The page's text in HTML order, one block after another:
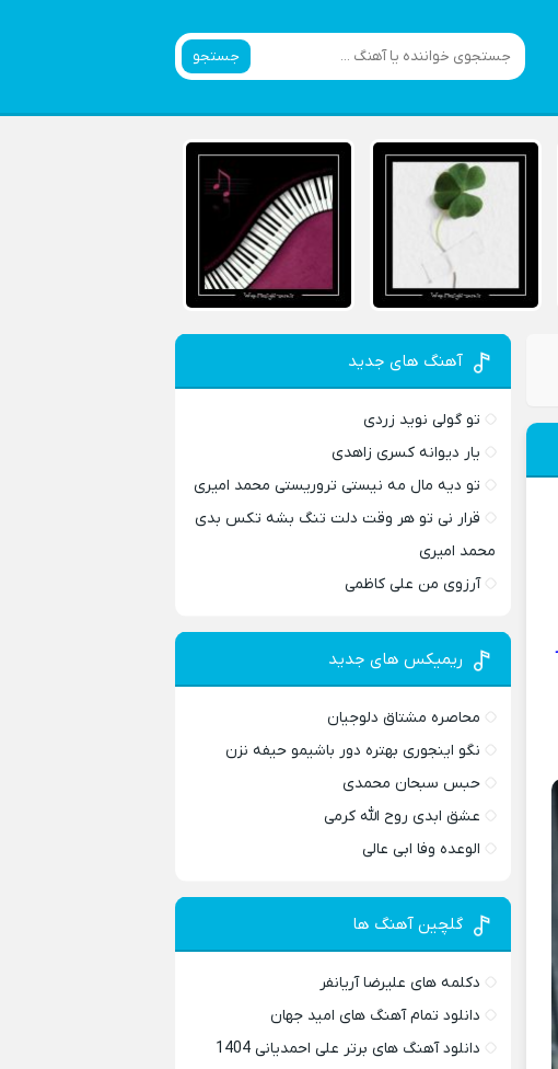
جستجو
آهنگ های جدید
تو گولی نوید زردی
یار دیوانه کسری زاهدی
تو دیه مال مه نیستی تروریستی محمد امیری
قرار نی تو هر وقت دلت تنگ بشه تکس بدی
محمد امیری
آرزوی من علی کاظمی
ریمیکس های جدید
محاصره مشتاق دلوجیان
نگو اینجوری بهتره دور باشیمو حیفه نزن
حبس سبحان محمدی
عشق ابدی روح الله کرمی
الوعده وفا ابی عالی
گلچین آهنگ ها
دکلمه های علیرضا آریانفر
دانلود تمام آهنگ های امید جهان
دانلود آهنگ های برتر علی احمدیانی 1404